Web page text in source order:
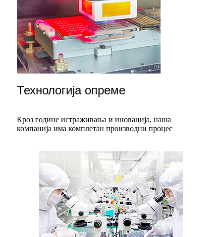
Технологија опреме
Кроз године истраживања и иновација, наша
компанија има комплетан производни процес